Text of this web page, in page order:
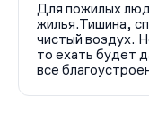
Для пожилых
жилья.Тишина,
чистый воздух.
то ехать будет
все